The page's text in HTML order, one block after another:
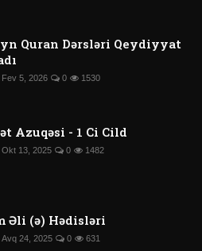
Quran Dərsləri Qeydiyyat
Fev 5, 2026 0 1530
Azuqəsi - 1 Ci Cild
Okt 13, 2025 0 1482
Əli (ə) Hədisləri
Avq 24, 2025 0 631